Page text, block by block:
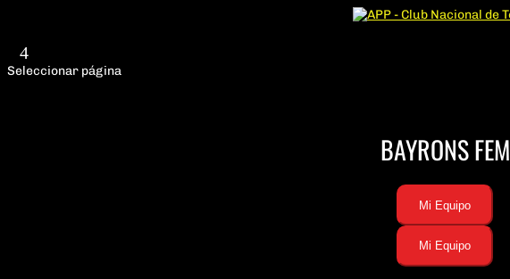
Seleccionar página
BAYRONS FEM
Mi Equipo
Mi Equipo